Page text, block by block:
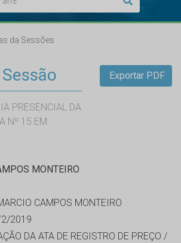
da Sessões
Sessão
PRESENCIAL DA
Nº 15 EM
Exportar PDF
MONTEIRO
CAMPOS MONTEIRO
2019
DA ATA DE REGISTRO DE PREÇO /